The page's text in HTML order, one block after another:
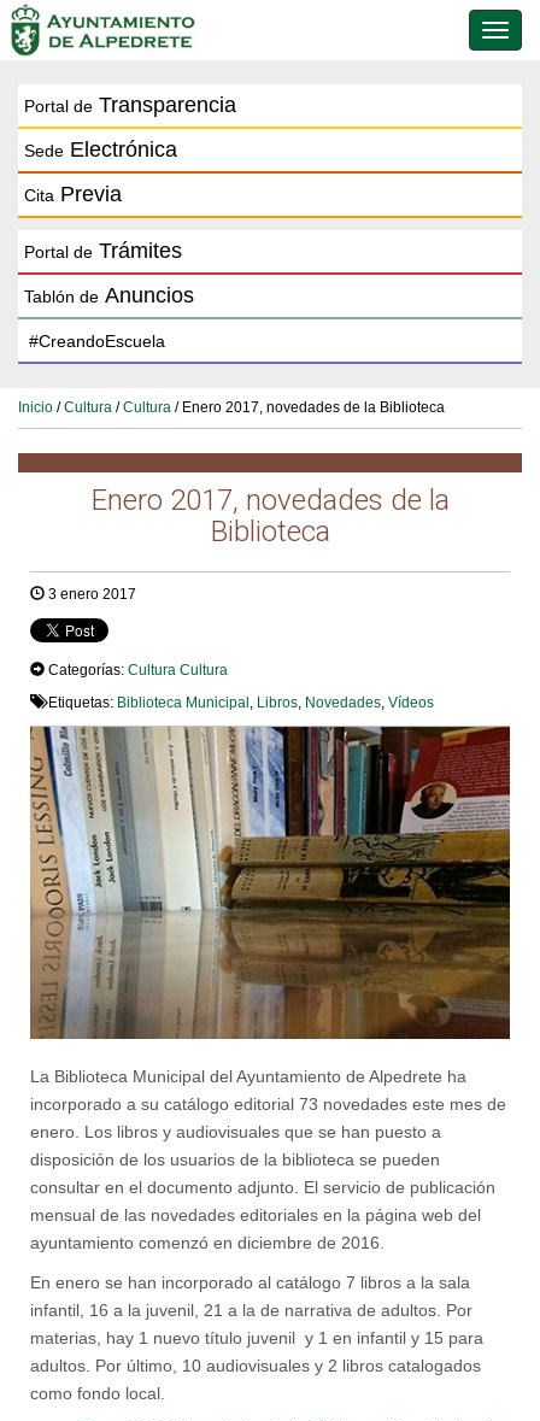
de
Portal de Transparencia
Sede Electrónica
Cita Previa
Portal de Trámites
Tablón de Anuncios
Inicio /Cultura /Cultura / Enero 2017, novedades de la Biblioteca
Enero 2017, novedades de la
Biblioteca
3 enero 2017
Categorías: Cultura Cultura
Etiquetas: Biblioteca Municipal Libros Novedades Vídeos
La Biblioteca Municipal del Ayuntamiento de Alpedrete ha
incorporado a su catálogo editorial 73 novedades este mes de
enero. Los libros y audiovisuales que se han puesto a
disposición de los usuarios de la biblioteca se pueden
consultar en el documento adjunto. El servicio de publicación
mensual de las novedades editoriales en la página web del
ayuntamiento comenzó en diciembre de 2016.
En enero se han incorporado al catálogo 7 libros a la sala
infantil, 16 a la juvenil, 21 a la de narrativa de adultos. Por
materias, hay 1 nuevo título juvenil y 1 en infantil y 15 para
adultos. Por último, 10 audiovisuales y 2 libros catalogados
como fondo local.